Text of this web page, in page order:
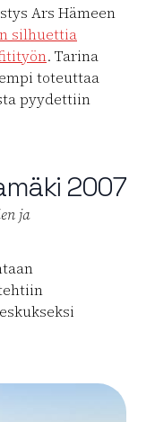
Ars Hämeen
silhuettia
. Tarina
toteuttaa
pyydettiin
2007
ja